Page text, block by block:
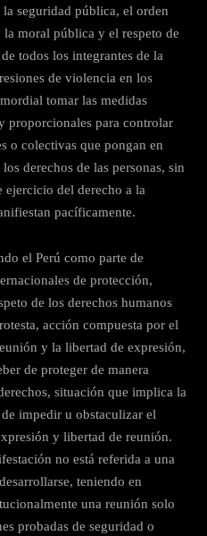
seguridad pública, el orden
moral pública y el respeto de
todos los integrantes de la
de violencia en los
tomar las medidas
proporcionales para controlar
o colectivas que pongan en
derechos de las personas, sin
del derecho a la
pacíficamente.
el Perú como parte de
de protección,
de los derechos humanos
acción compuesta por el
y la libertad de expresión,
de proteger de manera
situación que implica la
impedir u obstaculizar el
y libertad de reunión.
no está referida a una
teniendo en
una reunión solo
probadas de seguridad o